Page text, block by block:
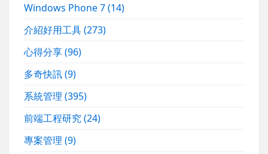
Windows Phone 7(14)
介紹好用工具(273)
心得分享(96)
多奇快訊(9)
系統管理(395)
前端工程研究(24)
專案管理(9)